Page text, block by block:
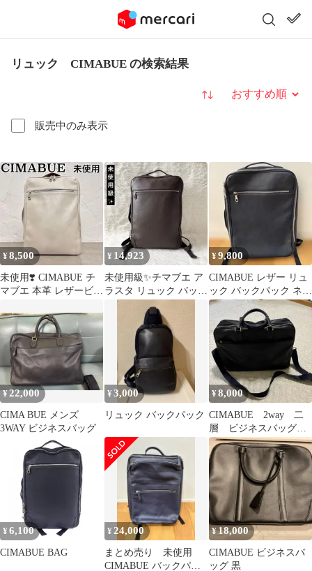
リュック CIMABUE の検索結果
販売中のみ表示
並び替え
¥8,500
未使用❣️ CIMABUE チ
マブエ 本革 レザービジ
¥ 14,923
未使用級✨チマブエ ア
ラスタ リュック バック
パック メンズ ダークブ
¥9,800
CIMABUE レザー リュ
ック バックパック ネイ
ビー
¥22,000
CIMA BUE メンズ
3WAY ビジネスバッグ
¥3,000
リュック バックパック
¥8,000
CIMABUE 2way 二
層 ビジネスバッグ
ブリーフケース レザ
ー ●美品●
¥ 6,100
CIMABUE BAG
¥24,000
まとめ売り 未使用
CIMABUE バックパッ
¥18,000
CIMABUE ビジネスバ
ッグ 黒